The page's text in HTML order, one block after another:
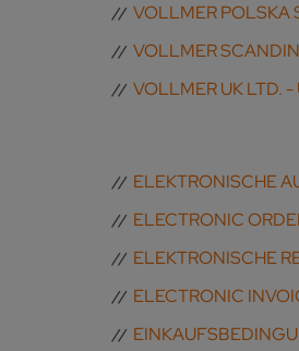
VOLLMER POLSKA
VOLLMER
VOLLMER UK LTD.
ELEKTRONISCHE
ELECTRONIC
ELEKTRONISCHE
ELECTRONIC